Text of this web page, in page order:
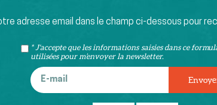
adresse email dans le champ ci-dessous pour
* J'accepte que les informations saisies dans ce
utilisées pour m’envoyer la newsletter.